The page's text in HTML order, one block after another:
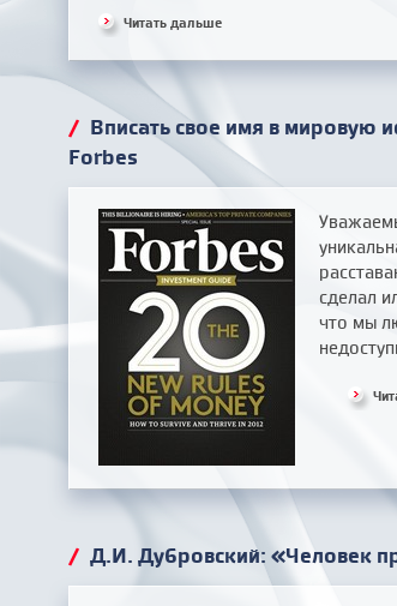
Читать дальше
/ Вписать свое имя в мировую
Forbes
сделал
что мы
/ Д.И. Дубровский: «Человек